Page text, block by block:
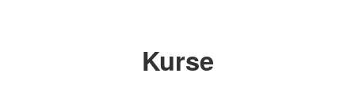
Kurse